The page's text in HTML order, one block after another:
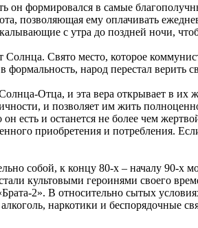
формировался в самые
позволяющая ему оплачивать
с утра до поздней ночи,
Солнца. Свято место, которое
формальность, народ перестал верить
Отца, и эта вера открывает в их
и позволяет им жить
есть и останется не более чем
приобретения и потребления.
собой, к концу 80-х – началу 90-х
культовыми героинями своего
2». В относительно сытых
наркотики и беспорядочные